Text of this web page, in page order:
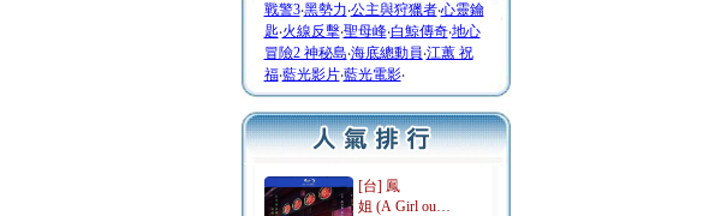
戰警3‧黑勢力‧公主與狩獵者‧心靈鑰
匙‧火線反擊‧聖母峰‧白鯨傳奇‧地心
冒險2 神秘島‧海底總動員‧江蕙 祝
福‧藍光影片‧藍光電影‧
[台] 鳳
姐 (A Girl ou…